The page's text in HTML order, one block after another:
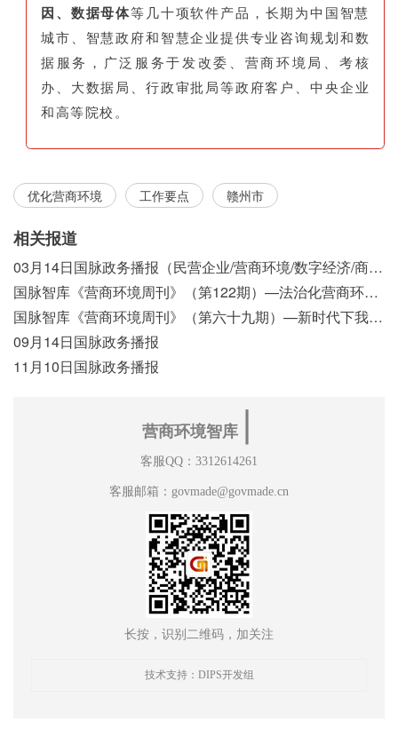
因、数据母体等几十项软件产品，长期为中国智慧
城市、智慧政府和智慧企业提供专业咨询规划和数
据服务，广泛服务于发改委、营商环境局、考核
办、大数据局、行政审批局等政府客户、中央企业
和高等院校。
优化营商环境 工作要点 赣州市
相关报道
03月14日国脉政务播报（民营企业/营商环境/数字经济/商事制度改革）
国脉智库《营商环境周刊》（第122期）—法治化营商环境视域下我国行政执法公示制度浅析
国脉智库《营商环境周刊》（第六十九期）—新时代下我国营商环境标准体系构建初探
09月14日国脉政务播报
11月10日国脉政务播报
营商环境智库
客服QQ：3312614261
客服邮箱：govmade@govmade.cn
长按，识别二维码，加关注
技术支持：DIPS开发组